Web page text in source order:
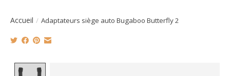
Accueil / Adaptateurs siège auto Bugaboo Butterfly 2